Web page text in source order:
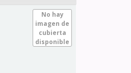
No hay
imagen de
cubierta
disponible